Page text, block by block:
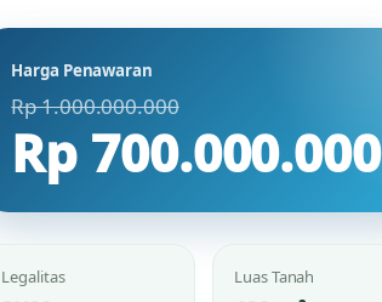
Harga Penawaran
Rp 1.000.000.000
Rp 700.000.000
Legalitas Luas Tanah